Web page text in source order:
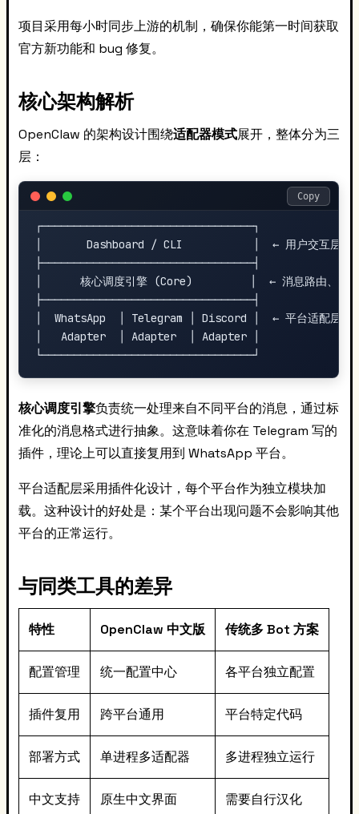
项目采用每小时同步上游的机制，确保你能第一时间获取
官方新功能和 bug 修复。
核心架构解析
OpenClaw 的架构设计围绕适配器模式展开，整体分为三
层：
┌─────────────────────────────────┐
│       Dashboard / CLI           │  ← 用户交互层
├─────────────────────────────────┤
│      核心调度引擎 (Core)         │  ← 消息路由、插件
├─────────────────────────────────┤
│  WhatsApp  │ Telegram │ Discord │  ← 平台适配层
│   Adapter  │ Adapter  │ Adapter │
Copy
核心调度引擎负责统一处理来自不同平台的消息，通过标
准化的消息格式进行抽象。这意味着你在 Telegram 写的
插件，理论上可以直接复用到 WhatsApp 平台。
平台适配层采用插件化设计，每个平台作为独立模块加
载。这种设计的好处是：某个平台出现问题不会影响其他
平台的正常运行。
与同类工具的差异
特性 OpenClaw 中文版 传统多 Bot 方案
配置管理 统一配置中心 各平台独立配置
插件复用 跨平台通用 平台特定代码
部署方式 单进程多适配器 多进程独立运行
中文支持 原生中文界面 需要自行汉化